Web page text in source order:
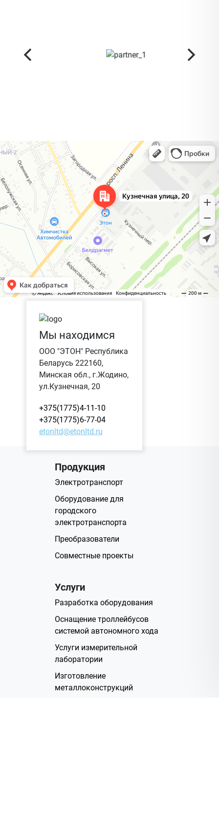
Жодино
Кузнечная улица, 20 — Яндекс Карты
Мы находимся
ООО "ЭТОН" Республика
Беларусь 222160,
Минская обл., г.Жодино,
ул.Кузнечная, 20
+375(1775)4-11-10
+375(1775)6-77-04
etonltd@etonltd.ru
Продукция
Электротранспорт
Оборудование для
городского
электротранспорта
Преобразователи
Совместные проекты
Услуги
Разработка оборудования
Оснащение троллейбусов
системой автономного хода
Услуги измерительной
лаборатории
Изготовление
металлоконструкций